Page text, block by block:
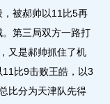
，被郝帅以11比5再
。第三局双方一路打
又是郝帅抓住了机
11比9击败王皓，以3
比分为天津队先得